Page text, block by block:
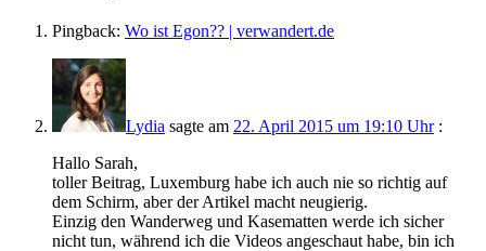
Pingback: Wo ist Egon?? | verwandert.de
Lydia sagte am 22. April 2015 um 19:10 Uhr :
Hallo Sarah,
toller Beitrag, Luxemburg habe ich auch nie so richtig auf
dem Schirm, aber der Artikel macht neugierig.
Einzig den Wanderweg und Kasematten werde ich sicher
nicht tun, während ich die Videos angeschaut habe, bin ich